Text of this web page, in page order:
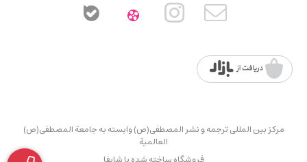
مرکز بین المللی ترجمه و نشر المصطفی(ص) وابسته به جامعة المصطفی(ص)
العالمیة